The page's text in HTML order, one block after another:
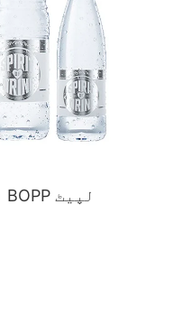
لیبل فلم کے آس پاس شفاف BOPP لپیٹ